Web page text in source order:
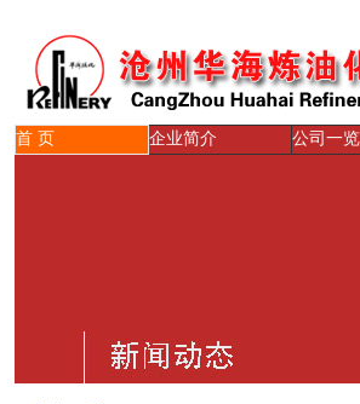
首 页 企业简介 公司一览